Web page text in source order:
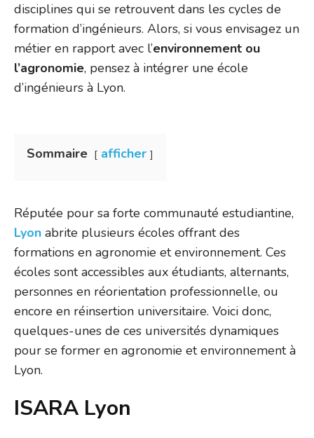
disciplines qui se retrouvent dans les cycles de
formation d’ingénieurs. Alors, si vous envisagez un
métier en rapport avec l’environnement ou
l’agronomie, pensez à intégrer une école
d’ingénieurs à Lyon.
Sommaire afficher
Réputée pour sa forte communauté estudiantine,
Lyon abrite plusieurs écoles offrant des
formations en agronomie et environnement. Ces
écoles sont accessibles aux étudiants, alternants,
personnes en réorientation professionnelle, ou
encore en réinsertion universitaire. Voici donc,
quelques-unes de ces universités dynamiques
pour se former en agronomie et environnement à
Lyon.
ISARA Lyon